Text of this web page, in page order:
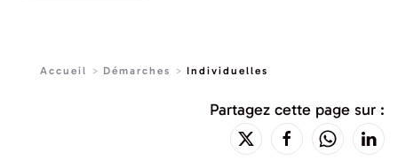
Accueil Démarches Individuelles
Partagez cette page sur :